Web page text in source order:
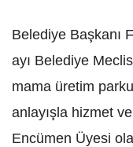
Belediye Başkanı
ayı Belediye
mama üretim
anlayışla hizmet
Encümen Üyesi